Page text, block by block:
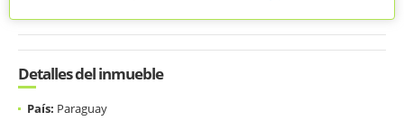
Detalles del inmueble
País: Paraguay